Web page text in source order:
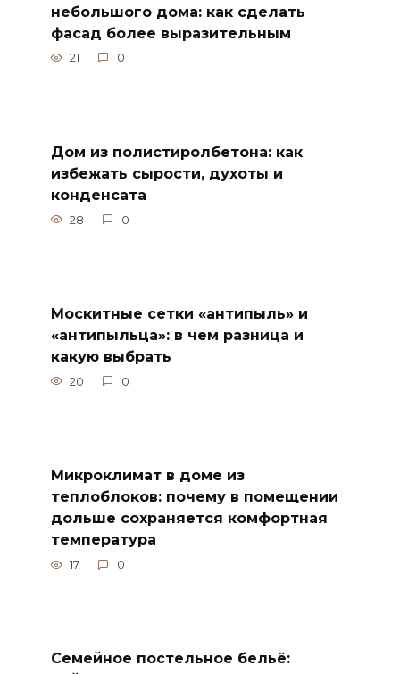
небольшого дома: как сделать
фасад более выразительным
21 0
Дом из полистиролбетона: как
избежать сырости, духоты и
конденсата
28 0
Москитные сетки «антипыль» и
«антипыльца»: в чем разница и
какую выбрать
20 0
Микроклимат в доме из
теплоблоков: почему в помещении
дольше сохраняется комфортная
температура
17 0
Семейное постельное бельё: